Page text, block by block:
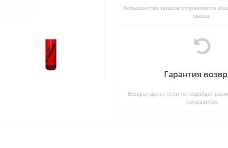
Большинство заказов отправляется
заказа.
Гарантия
Возврат денег, если не подойдет
понравится.